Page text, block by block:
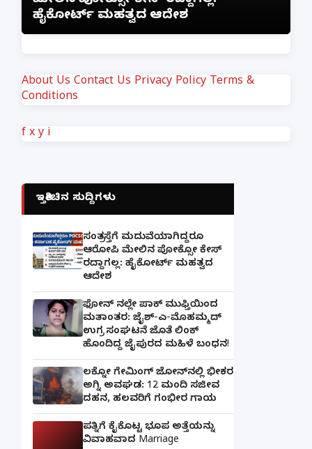
ಹೈಕೋರ್ಟ್ ಮಹತ್ವದ ಆದೇಶ
About Us Contact Us Privacy Policy Terms &
Conditions
f x y i
ಇತ್ತೀಚಿನ ಸುದ್ದಿಗಳು
ಸಂತ್ರಸ್ತೆಗೆ ಮದುವೆಯಾಗಿದ್ದರೂ
ಆರೋಪಿ ಮೇಲಿನ ಪೋಕ್ಸೋ ಕೇಸ್
ರದ್ದಾಗಲ್ಲ: ಹೈಕೋರ್ಟ್ ಮಹತ್ವದ
ಆದೇಶ
ಫೋನ್ ನಲ್ಲೇ ಪಾಕ್ ಮುಫ್ತಿಯಿಂದ
ಮತಾಂತರ: ಜೈಶ್-ಎ-ಮೊಹಮ್ಮದ್
ಉಗ್ರ ಸಂಘಟನೆ ಜೊತೆ ಲಿಂಕ್
ಹೊಂದಿದ್ದ ಜೈಪುರದ ಮಹಿಳೆ ಬಂಧನ!
ಲಕ್ನೋ ಗೇಮಿಂಗ್ ಜೋನ್‌ನಲ್ಲಿ ಭೀಕರ
ಅಗ್ನಿ ಅವಘಡ: 12 ಮಂದಿ ಸಜೀವ
ದಹನ, ಹಲವರಿಗೆ ಗಂಭೀರ ಗಾಯ
ಪತ್ನಿಗೆ ಕೈಕೊಟ್ಟ ಭೂಪ ಅತ್ತೆಯನ್ನು
ವಿವಾಹವಾದ Marriage